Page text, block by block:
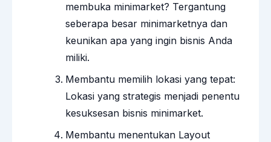
membuka minimarket? Tergantung
seberapa besar minimarketnya dan
keunikan apa yang ingin bisnis Anda
miliki.
Membantu memilih lokasi yang tepat:
Lokasi yang strategis menjadi penentu
kesuksesan bisnis minimarket.
Membantu menentukan Layout